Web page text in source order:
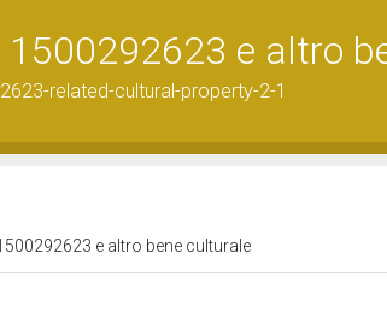
e altro
related-cultural-property-2-1
e altro bene culturale